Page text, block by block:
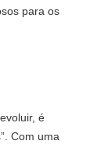
para os
é
Com uma